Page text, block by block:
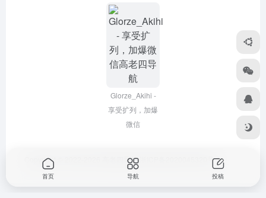
Glorze_Akihi -
享受扩列，加爆
微信
Copyright © 2022-2026 高老四导航 浙ICP备2020045320号-3
首页 导航 投稿